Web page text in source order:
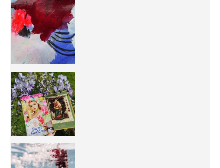
50/50 OR 100/100 ? The day after Ascension, w